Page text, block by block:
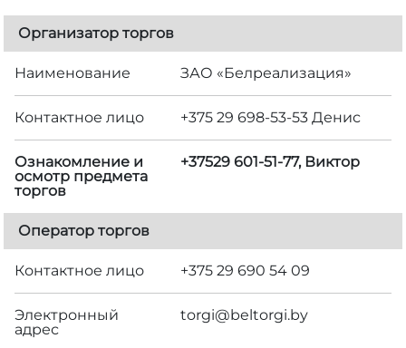
Организатор торгов
Наименование ЗАО «Белреализация»
Контактное лицо +375 29 698-53-53 Денис
Ознакомление и
осмотр предмета
торгов
+37529 601-51-77, Виктор
Оператор торгов
Контактное лицо +375 29 690 54 09
Электронный
адрес
torgi@beltorgi.by